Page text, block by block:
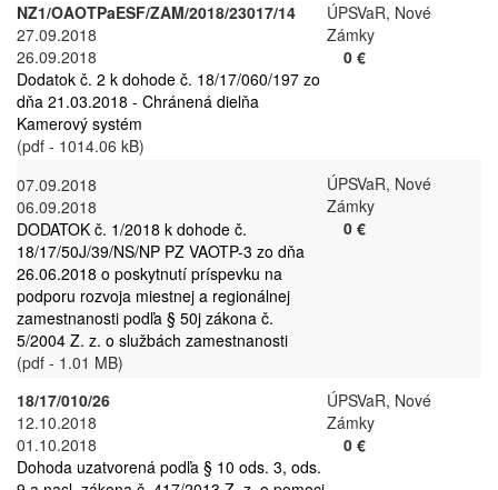
NZ1/OAOTPaESF/ZAM/2018/23017/14
27.09.2018
26.09.2018
Dodatok č. 2 k dohode č. 18/17/060/197 zo
dňa 21.03.2018 - Chránená dielňa
Kamerový systém
(pdf - 1014.06 kB)
ÚPSVaR, Nové
Zámky
0 €
07.09.2018
06.09.2018
DODATOK č. 1/2018 k dohode č.
18/17/50J/39/NS/NP PZ VAOTP-3 zo dňa
26.06.2018 o poskytnutí príspevku na
podporu rozvoja miestnej a regionálnej
zamestnanosti podľa § 50j zákona č.
5/2004 Z. z. o službách zamestnanosti
(pdf - 1.01 MB)
ÚPSVaR, Nové
Zámky
0 €
18/17/010/26
12.10.2018
01.10.2018
Dohoda uzatvorená podľa § 10 ods. 3, ods.
ÚPSVaR, Nové
Zámky
0 €